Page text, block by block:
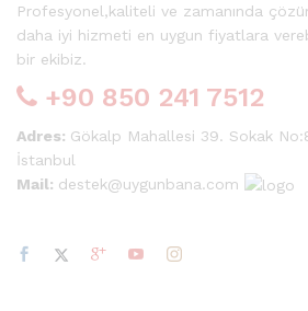
Profesyonel,kaliteli ve zamanında
daha iyi hizmeti en uygun fiyatlara
bir ekibiz.
+90 850 241 7512
Adres: Gökalp Mahallesi 39. Sokak
İstanbul
Mail: destek@uygunbana.com